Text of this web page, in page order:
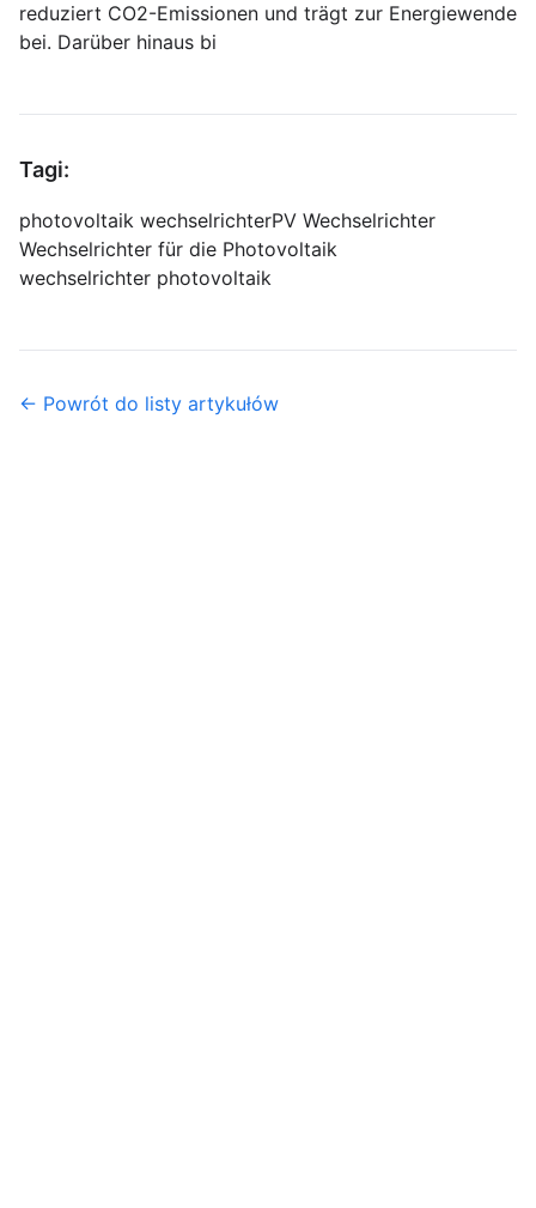
reduziert CO2-Emissionen und trägt zur Energiewende
bei. Darüber hinaus bi
Tagi:
photovoltaik wechselrichterPV Wechselrichter
Wechselrichter für die Photovoltaik
wechselrichter photovoltaik
← Powrót do listy artykułów